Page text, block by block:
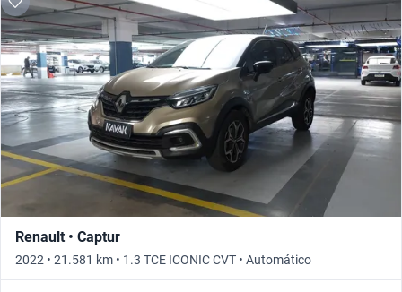
Renault • Captur
2022 • 21.581 km • 1.3 TCE ICONIC CVT • Automático